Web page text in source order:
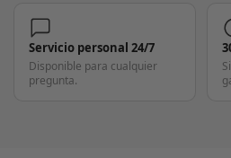
Servicio personal 24/7
Disponible para cualquier
pregunta.